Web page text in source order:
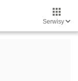
Serwisy